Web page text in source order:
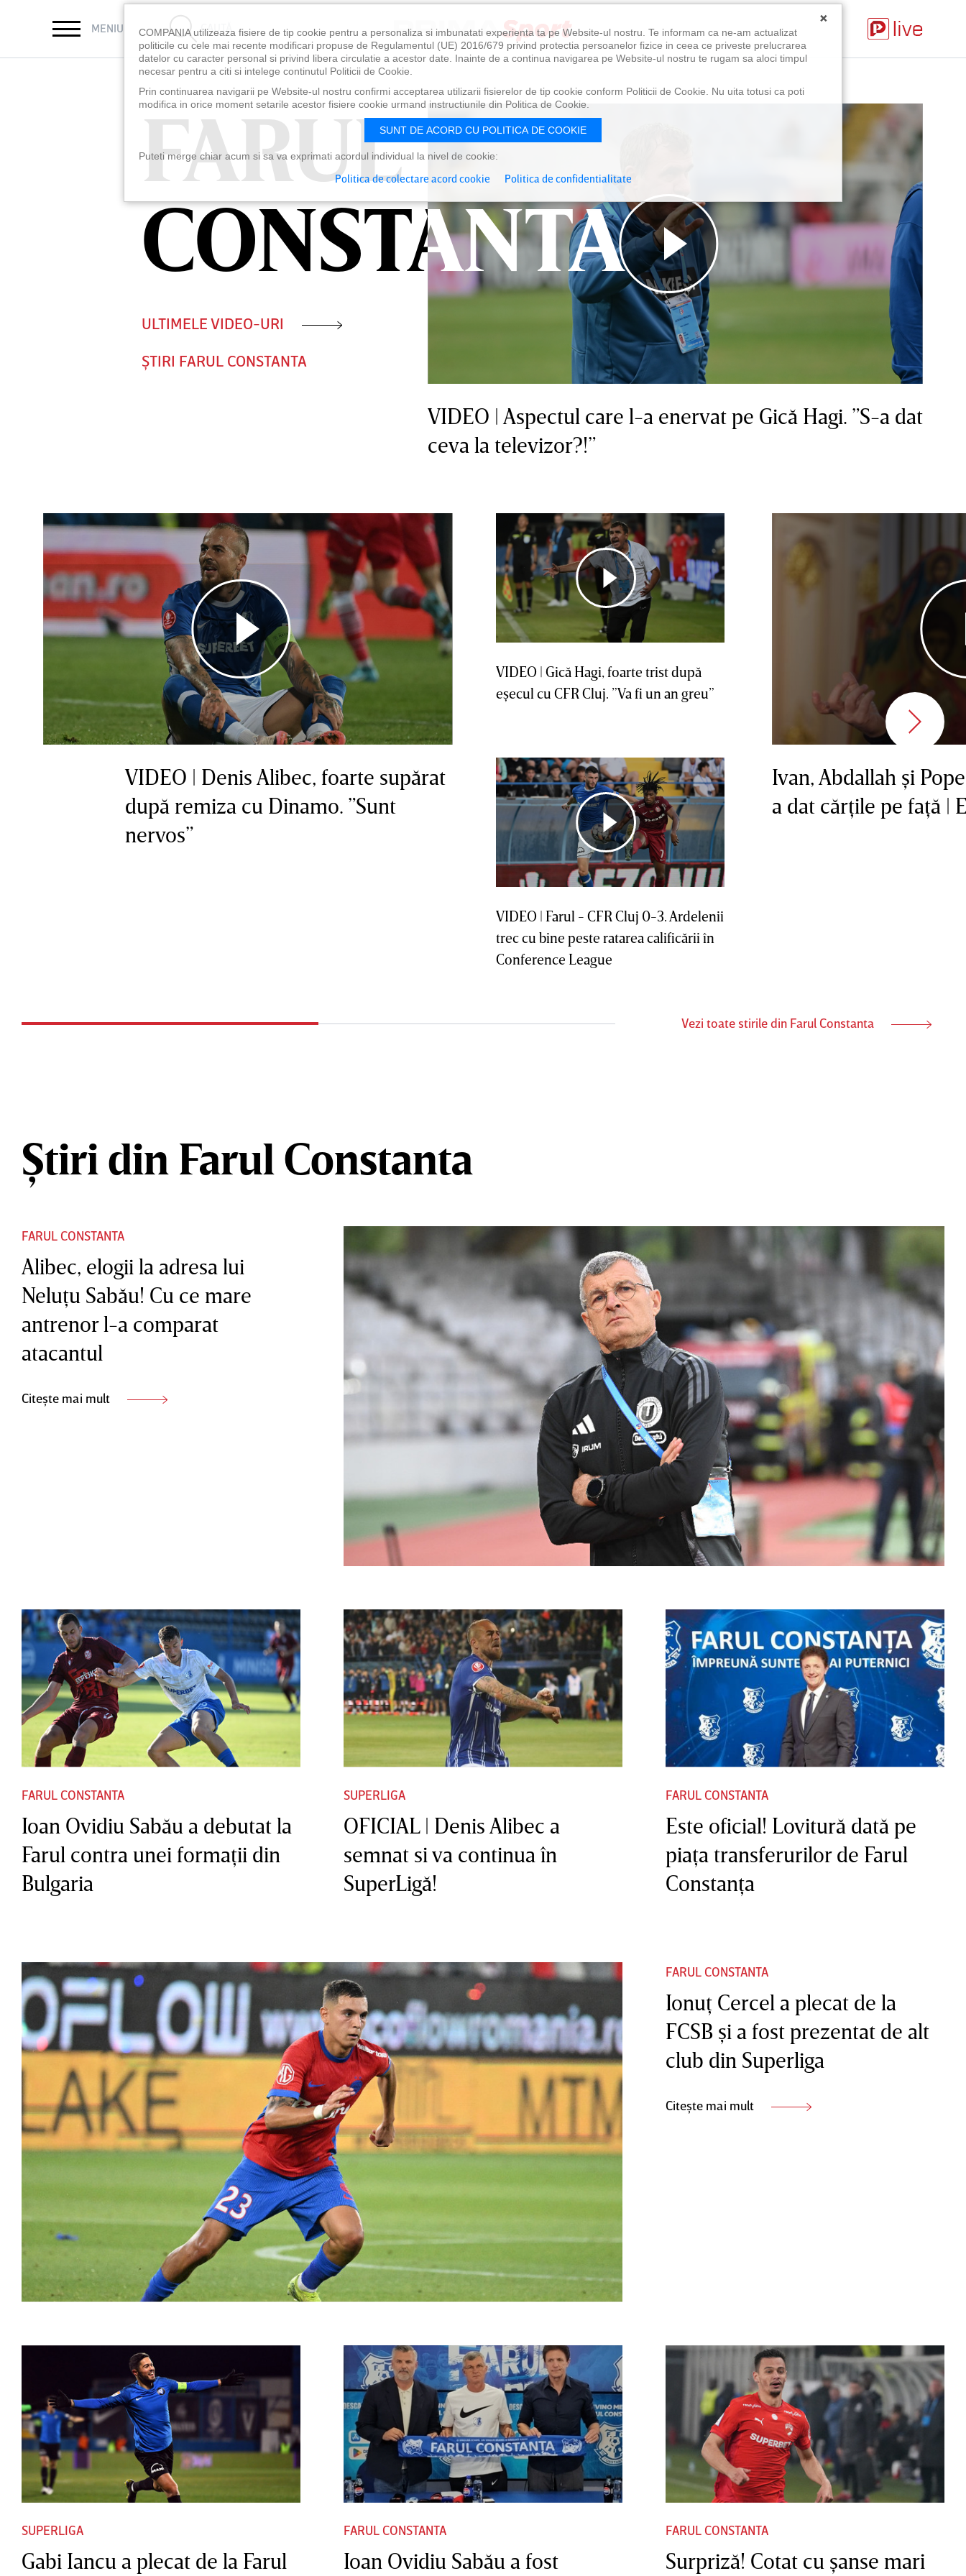
MENIU CAUTĂ
FARUL
CONSTANTA
FARUL
CONSTANTA
ULTIMELE VIDEO-URI
ȘTIRI FARUL CONSTANTA
VIDEO | Aspectul care l-a enervat pe Gică Hagi. ”S-a dat
ceva la televizor?!”
VIDEO | Denis Alibec, foarte supărat
după remiza cu Dinamo. ”Sunt
nervos”
VIDEO | Gică Hagi, foarte trist după
eşecul cu CFR Cluj. ”Va fi un an greu”
VIDEO | Farul - CFR Cluj 0-3. Ardelenii
trec cu bine peste ratarea calificării în
Conference League
Ivan, Abdallah şi
a dat cărţile pe faţă |
Vezi toate stirile din Farul Constanta
Știri din Farul Constanta
FARUL CONSTANTA
Alibec, elogii la adresa lui
Neluţu Sabău! Cu ce mare
antrenor l-a comparat
atacantul
Citește mai mult
FARUL CONSTANTA
Ioan Ovidiu Sabău a debutat la
Farul contra unei formaţii din
Bulgaria
SUPERLIGA
OFICIAL | Denis Alibec a
semnat si va continua în
SuperLigă!
FARUL CONSTANTA
Este oficial! Lovitură dată pe
piaţa transferurilor de Farul
Constanţa
FARUL CONSTANTA
Ionuţ Cercel a plecat de la
FCSB şi a fost prezentat de alt
club din Superliga
Citește mai mult
SUPERLIGA
Gabi Iancu a plecat de la Farul
FARUL CONSTANTA
Ioan Ovidiu Sabău a fost
FARUL CONSTANTA
Surpriză! Cotat cu şanse mari
×
COMPANIA utilizeaza fisiere de tip cookie pentru a personaliza si imbunatati experienta ta pe Website-ul nostru. Te informam ca ne-am actualizat
politicile cu cele mai recente modificari propuse de Regulamentul (UE) 2016/679 privind protectia persoanelor fizice in ceea ce priveste prelucrarea
datelor cu caracter personal si privind libera circulatie a acestor date. Inainte de a continua navigarea pe Website-ul nostru te rugam sa aloci timpul
necesar pentru a citi si intelege continutul Politicii de Cookie.
Prin continuarea navigarii pe Website-ul nostru confirmi acceptarea utilizarii fisierelor de tip cookie conform Politicii de Cookie. Nu uita totusi ca poti
modifica in orice moment setarile acestor fisiere cookie urmand instructiunile din Politica de Cookie.
SUNT DE ACORD CU POLITICA DE COOKIE
Puteti merge chiar acum si sa va exprimati acordul individual la nivel de cookie:
Politica de colectare acord cookie Politica de confidentialitate